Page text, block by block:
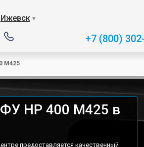
Ижевск ▼
+7 (800)
M425
HP 400 M425 в
предоставляется качественный